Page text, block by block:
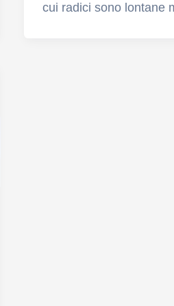
cui radici sono lontane